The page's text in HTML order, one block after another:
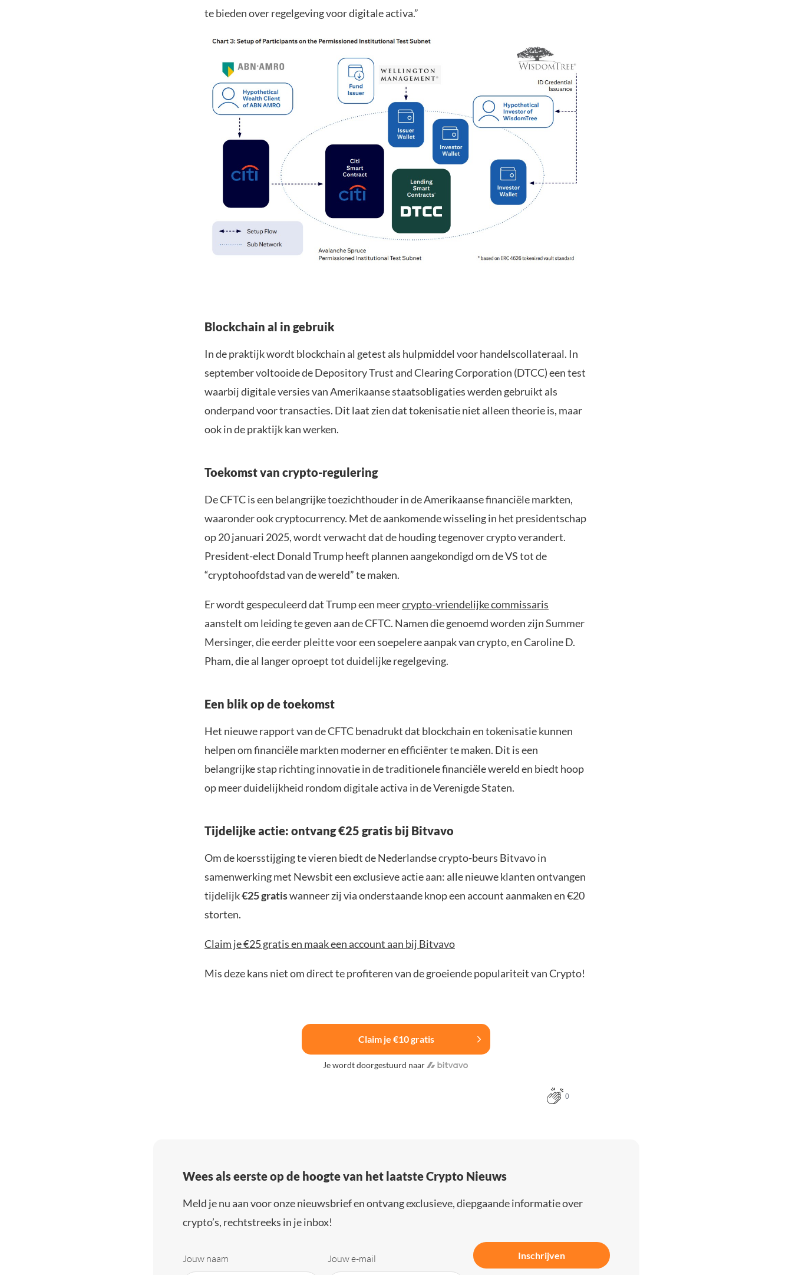
te bieden over regelgeving voor digitale activa.”
Blockchain al in gebruik
In de praktijk wordt blockchain al getest als hulpmiddel voor handelscollateraal. In
september voltooide de Depository Trust and Clearing Corporation (DTCC) een test
waarbij digitale versies van Amerikaanse staatsobligaties werden gebruikt als
onderpand voor transacties. Dit laat zien dat tokenisatie niet alleen theorie is, maar
ook in de praktijk kan werken.
Toekomst van crypto-regulering
De CFTC is een belangrijke toezichthouder in de Amerikaanse financiële markten,
waaronder ook cryptocurrency. Met de aankomende wisseling in het presidentschap
op 20 januari 2025, wordt verwacht dat de houding tegenover crypto verandert.
President-elect Donald Trump heeft plannen aangekondigd om de VS tot de
“cryptohoofdstad van de wereld” te maken.
Er wordt gespeculeerd dat Trump een meercrypto-vriendelijke commissaris
aanstelt om leiding te geven aan de CFTC. Namen die genoemd worden zijn Summer
Mersinger, die eerder pleitte voor een soepelere aanpak van crypto, en Caroline D.
Pham, die al langer oproept tot duidelijke regelgeving.
Een blik op de toekomst
Het nieuwe rapport van de CFTC benadrukt dat blockchain en tokenisatie kunnen
helpen om financiële markten moderner en efficiënter te maken. Dit is een
belangrijke stap richting innovatie in de traditionele financiële wereld en biedt hoop
op meer duidelijkheid rondom digitale activa in de Verenigde Staten.
Tijdelijke actie: ontvang €25 gratis bij Bitvavo
Om de koersstijging te vieren biedt de Nederlandse crypto-beurs Bitvavo in
samenwerking met Newsbit een exclusieve actie aan: alle nieuwe klanten ontvangen
tijdelijk€25 gratiswanneer zij via onderstaande knop een account aanmaken en €20
storten.
Claim je €25 gratis en maak een account aan bij Bitvavo
Mis deze kans niet om direct te profiteren van de groeiende populariteit van Crypto!
Claim je €10 gratis
Je wordt doorgestuurd naar
0
Wees als eerste op de hoogte van het laatste Crypto Nieuws
Meld je nu aan voor onze nieuwsbrief en ontvang exclusieve, diepgaande informatie over
crypto’s, rechtstreeks in je inbox!
Jouw naam Jouw e-mail Inschrijven